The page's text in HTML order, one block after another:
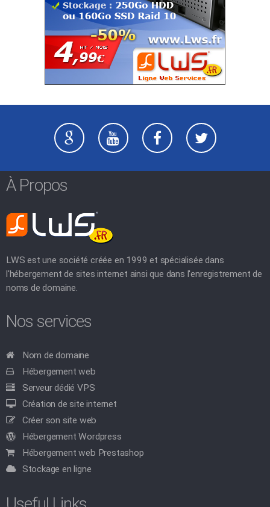
À Propos
LWS est une société créée en 1999 et spécialisée dans
l'hébergement de sites internet ainsi que dans l'enregistrement de
noms de domaine.
Nos services
Nom de domaine
Hébergement web
Serveur dédié VPS
Création de site internet
Créer son site web
Hébergement Wordpress
Hébergement web Prestashop
Stockage en ligne